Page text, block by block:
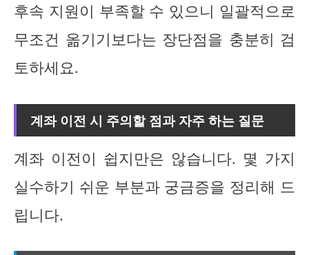
후속 지원이 부족할 수 있으니 일괄적으로
무조건 옮기기보다는 장단점을 충분히 검
토하세요.
계좌 이전 시 주의할 점과 자주 하는 질문
계좌 이전이 쉽지만은 않습니다. 몇 가지
실수하기 쉬운 부분과 궁금증을 정리해 드
립니다.